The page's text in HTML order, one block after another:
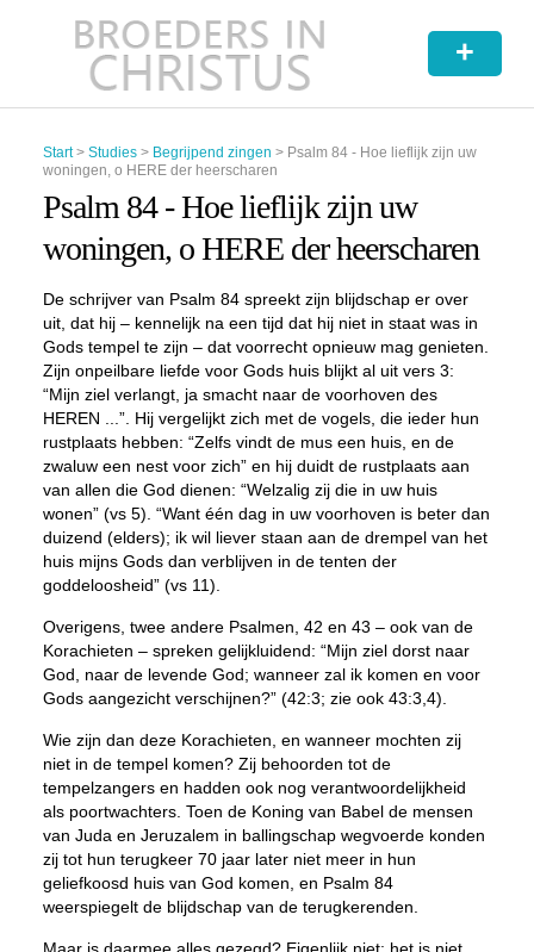
+
Start> Studies> Begrijpend zingen > Psalm 84 - Hoe lieflijk zijn uw
woningen, o HERE der heerscharen
Psalm 84 - Hoe lieflijk zijn uw
woningen, o HERE der heerscharen
De schrijver van Psalm 84 spreekt zijn blijdschap er over
uit, dat hij – kennelijk na een tijd dat hij niet in staat was in
Gods tempel te zijn – dat voorrecht opnieuw mag genieten.
Zijn onpeilbare liefde voor Gods huis blijkt al uit vers 3:
“Mijn ziel verlangt, ja smacht naar de voorhoven des
HEREN ...”. Hij vergelijkt zich met de vogels, die ieder hun
rustplaats hebben: “Zelfs vindt de mus een huis, en de
zwaluw een nest voor zich” en hij duidt de rustplaats aan
van allen die God dienen: “Welzalig zij die in uw huis
wonen” (vs 5). “Want één dag in uw voorhoven is beter dan
duizend (elders); ik wil liever staan aan de drempel van het
huis mijns Gods dan verblijven in de tenten der
goddeloosheid” (vs 11).
Overigens, twee andere Psalmen, 42 en 43 – ook van de
Korachieten – spreken gelijkluidend: “Mijn ziel dorst naar
God, naar de levende God; wanneer zal ik komen en voor
Gods aangezicht verschijnen?” (42:3; zie ook 43:3,4).
Wie zijn dan deze Korachieten, en wanneer mochten zij
niet in de tempel komen? Zij behoorden tot de
tempelzangers en hadden ook nog verantwoordelijkheid
als poortwachters. Toen de Koning van Babel de mensen
van Juda en Jeruzalem in ballingschap wegvoerde konden
zij tot hun terugkeer 70 jaar later niet meer in hun
geliefkoosd huis van God komen, en Psalm 84
weerspiegelt de blijdschap van de terugkerenden.